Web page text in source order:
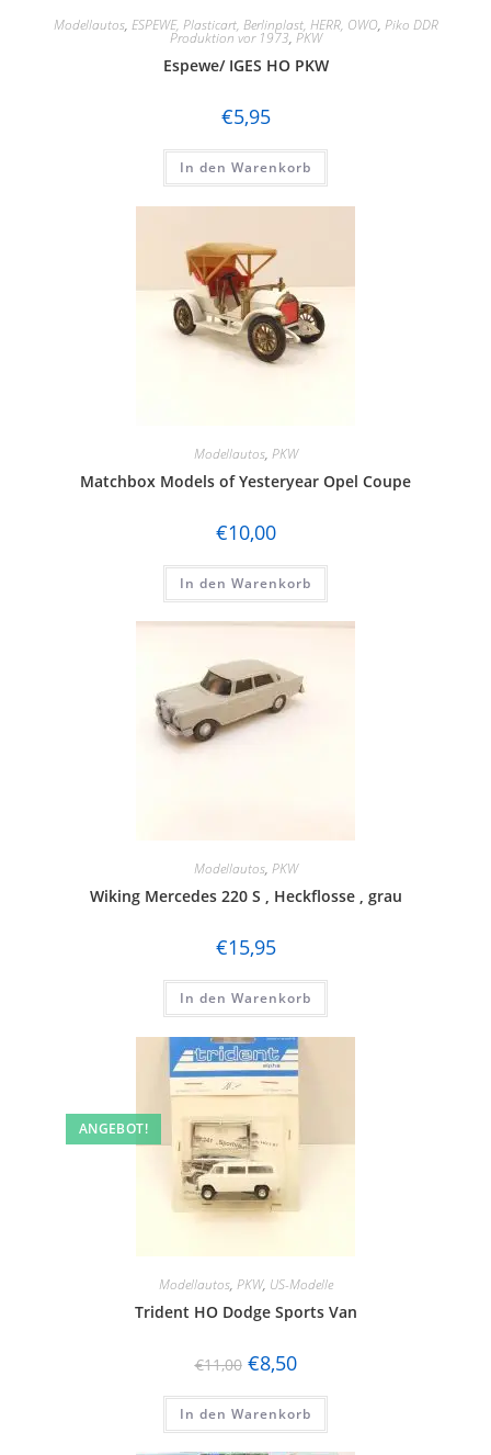
Modellautos, ESPEWE, Plasticart, Berlinplast, HERR, OWO, Piko DDR
Produktion vor 1973, PKW
Espewe/ IGES HO PKW
€5,95
In den Warenkorb
Modellautos, PKW
Matchbox Models of Yesteryear Opel Coupe
€10,00
In den Warenkorb
Modellautos, PKW
Wiking Mercedes 220 S , Heckflosse , grau
€15,95
In den Warenkorb
ANGEBOT!
Modellautos, PKW, US-Modelle
Trident HO Dodge Sports Van
€11,00 €8,50
In den Warenkorb